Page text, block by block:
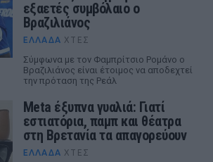
εξαετές συμβόλαιο ο
Βραζιλιάνος
ΕΛΛΆΔΑ ΧΤΕΣ
Σύμφωνα με τον Φαμπρίτσιο Ρομάνο ο
Βραζιλιάνος είναι έτοιμος να αποδεχτεί
την πρόταση της Ρεάλ
Meta έξυπνα γυαλιά: Γιατί
εστιατόρια, παμπ και θέατρα
στη Βρετανία τα απαγορεύουν
ΕΛΛΆΔΑ ΧΤΕΣ